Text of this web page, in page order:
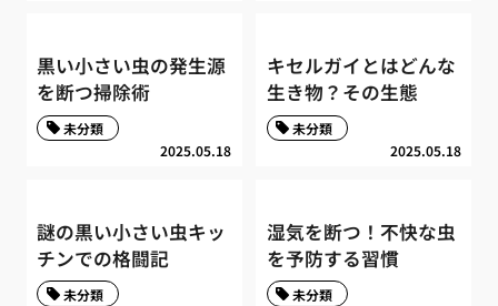
黒い小さい虫の発生源
を断つ掃除術
2025.05.18
未分類
キセルガイとはどんな
生き物？その生態
2025.05.18
未分類
謎の黒い小さい虫キッ
チンでの格闘記
未分類
湿気を断つ！不快な虫
を予防する習慣
未分類